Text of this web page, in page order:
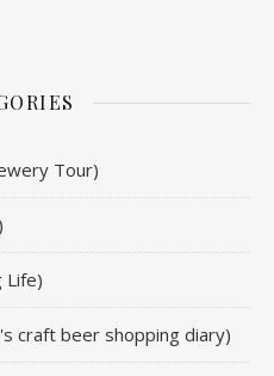
Tour)
Life)
craft beer shopping diary)